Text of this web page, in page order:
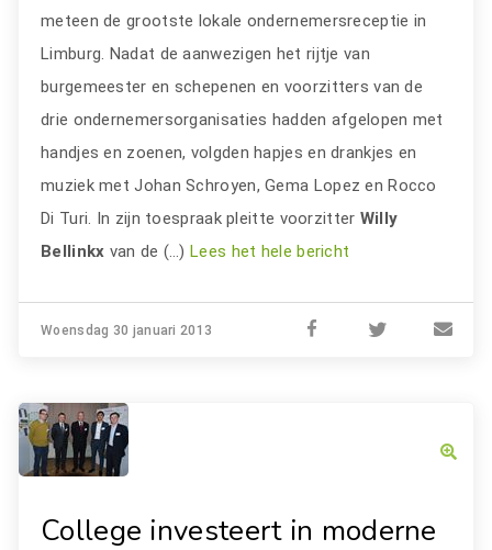
meteen de grootste lokale ondernemersreceptie in
Limburg. Nadat de aanwezigen het rijtje van
burgemeester en schepenen en voorzitters van de
drie ondernemersorganisaties hadden afgelopen met
handjes en zoenen, volgden hapjes en drankjes en
muziek met Johan Schroyen, Gema Lopez en Rocco
Di Turi. In zijn toespraak pleitte voorzitter Willy
Bellinkx van de (…)Lees het hele bericht
Woensdag 30 januari 2013
College investeert in moderne